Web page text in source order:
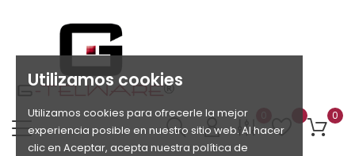
Utilizamos cookies
Utilizamos cookies para ofrecerle la mejor
experiencia posible en nuestro sitio web. Al hacer
clic en Aceptar, acepta nuestra política de
0